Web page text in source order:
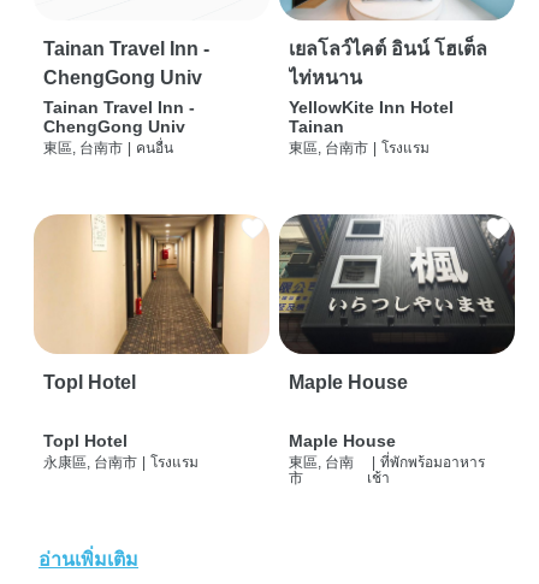
Tainan Travel Inn -
ChengGong Univ
Tainan Travel Inn -
ChengGong Univ
東區, 台南市 | คนอื่น
เยลโลว์ไคต์ อินน์ โฮเต็ล
ไท่หนาน
YellowKite Inn Hotel
Tainan
東區, 台南市 | โรงแรม
Topl Hotel
Topl Hotel
永康區, 台南市 | โรงแรม
Maple House
Maple House
東區, 台南
市
| ที่พักพร้อมอาหาร
เช้า
อ่านเพิ่มเติม